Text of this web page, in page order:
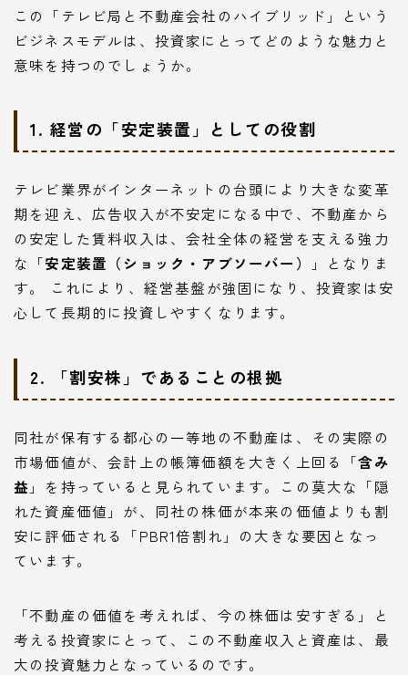
この「テレビ局と不動産会社のハイブリッド」という
ビジネスモデルは、投資家にとってどのような魅力と
意味を持つのでしょうか。
1. 経営の「安定装置」としての役割
テレビ業界がインターネットの台頭により大きな変革
期を迎え、広告収入が不安定になる中で、不動産から
の安定した賃料収入は、会社全体の経営を支える強力
な「安定装置（ショック・アブソーバー）
」となりま
す。 これにより、経営基盤が強固になり、投資家は安
心して長期的に投資しやすくなります。
2. 「割安株」であることの根拠
同社が保有する都心の一等地の不動産は、その実際の
市場価値が、会計上の帳簿価額を大きく上回る「含み
益 」を持っていると見られています。この莫大な「隠
れた資産価値」が、同社の株価が本来の価値よりも割
安に評価される「PBR1倍割れ」の大きな要因となっ
ています。
「不動産の価値を考えれば、今の株価は安すぎる」と
考える投資家にとって、この不動産収入と資産は、最
大の投資魅力となっているのです。